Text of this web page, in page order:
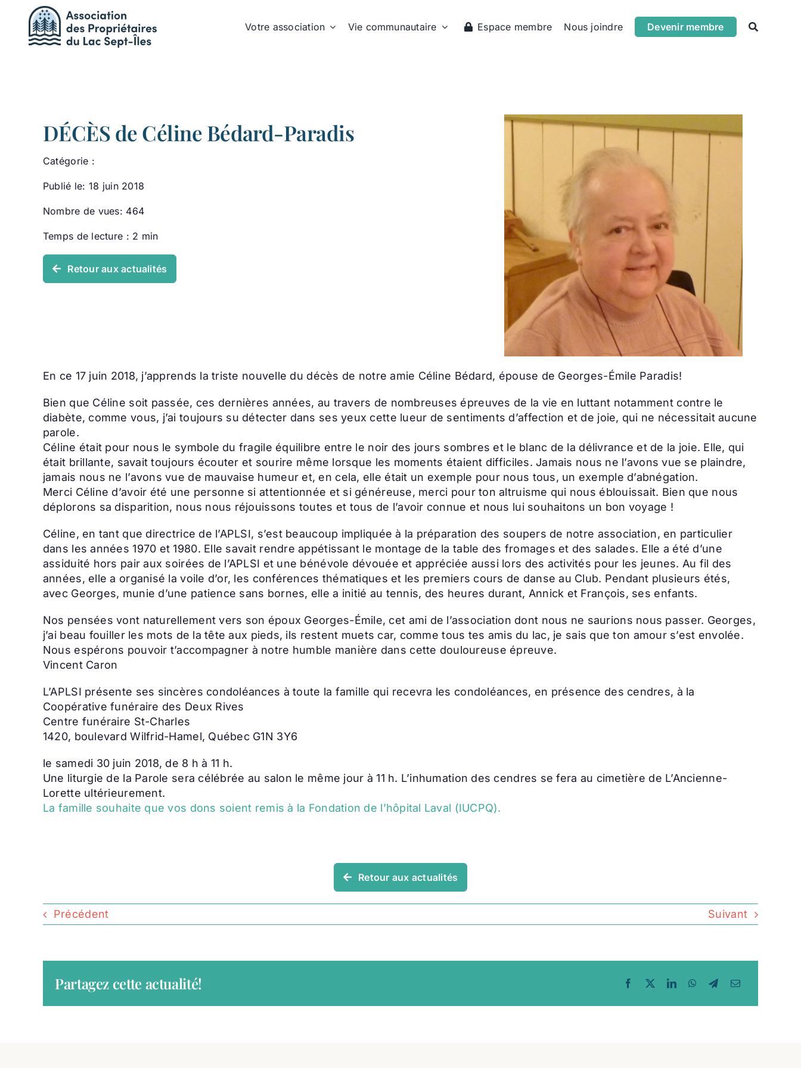
Passer
contenu
Votre association Vie communautaire Espace membre Nous joindre Devenir membre
DÉCÈS de Céline Bédard-Paradis
Catégorie :
Publié le: 18 juin 2018
Nombre de vues: 464
Temps de lecture : 2 min
Retour aux actualités
En ce 17 juin 2018, j’apprends la triste nouvelle du décès de notre amie Céline Bédard, épouse de Georges-Émile Paradis!
Bien que Céline soit passée, ces dernières années, au travers de nombreuses épreuves de la vie en luttant notamment contre le
diabète, comme vous, j’ai toujours su détecter dans ses yeux cette lueur de sentiments d’affection et de joie, qui ne nécessitait aucune
parole.
Céline était pour nous le symbole du fragile équilibre entre le noir des jours sombres et le blanc de la délivrance et de la joie. Elle, qui
était brillante, savait toujours écouter et sourire même lorsque les moments étaient difficiles. Jamais nous ne l’avons vue se plaindre,
jamais nous ne l’avons vue de mauvaise humeur et, en cela, elle était un exemple pour nous tous, un exemple d’abnégation.
Merci Céline d’avoir été une personne si attentionnée et si généreuse, merci pour ton altruisme qui nous éblouissait. Bien que nous
déplorons sa disparition, nous nous réjouissons toutes et tous de l’avoir connue et nous lui souhaitons un bon voyage !
Céline, en tant que directrice de l’APLSI, s’est beaucoup impliquée à la préparation des soupers de notre association, en particulier
dans les années 1970 et 1980. Elle savait rendre appétissant le montage de la table des fromages et des salades. Elle a été d’une
assiduité hors pair aux soirées de l’APLSI et une bénévole dévouée et appréciée aussi lors des activités pour les jeunes. Au fil des
années, elle a organisé la voile d’or, les conférences thématiques et les premiers cours de danse au Club. Pendant plusieurs étés,
avec Georges, munie d’une patience sans bornes, elle a initié au tennis, des heures durant, Annick et François, ses enfants.
Nos pensées vont naturellement vers son époux Georges-Émile, cet ami de l’association dont nous ne saurions nous passer. Georges,
j’ai beau fouiller les mots de la tête aux pieds, ils restent muets car, comme tous tes amis du lac, je sais que ton amour s’est envolée.
Nous espérons pouvoir t’accompagner à notre humble manière dans cette douloureuse épreuve.
Vincent Caron
L’APLSI présente ses sincères condoléances à toute la famille qui recevra les condoléances, en présence des cendres, à la
Coopérative funéraire des Deux Rives
Centre funéraire St-Charles
1420, boulevard Wilfrid-Hamel, Québec G1N 3Y6
le samedi 30 juin 2018, de 8 h à 11 h.
Une liturgie de la Parole sera célébrée au salon le même jour à 11 h. L’inhumation des cendres se fera au cimetière de L’Ancienne-
Lorette ultérieurement.
La famille souhaite que vos dons soient remis à la Fondation de l’hôpital Laval (IUCPQ).
Retour aux actualités
Précédent Suivant
Partagez cette actualité!